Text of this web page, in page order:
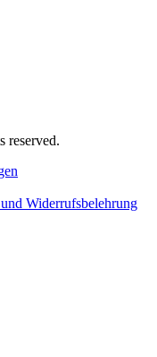
reserved.
Widerrufsbelehrung